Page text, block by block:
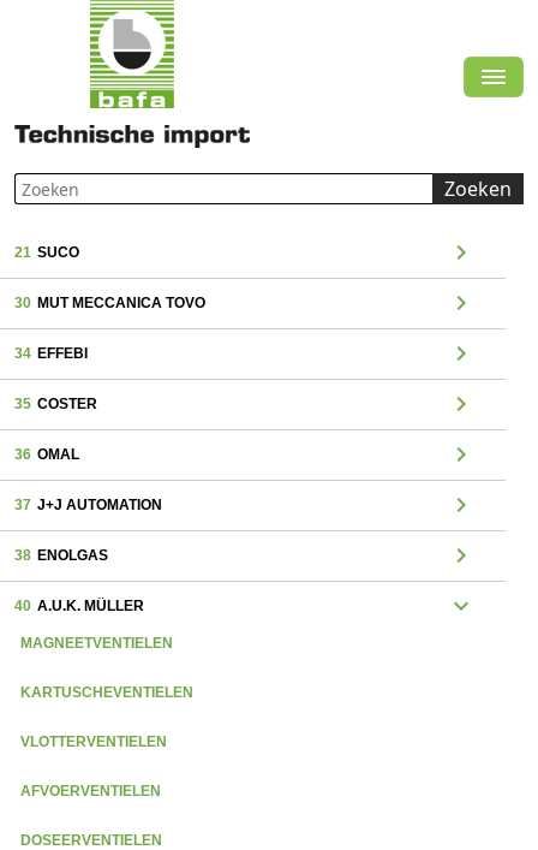
Zoeken
21 SUCO chevron_right
30 MUT MECCANICA TOVO chevron_right
34 EFFEBI chevron_right
35 COSTER chevron_right
36 OMAL chevron_right
37 J+J AUTOMATION chevron_right
38 ENOLGAS chevron_right
40 A.U.K. MÜLLER expand_more
MAGNEETVENTIELEN
KARTUSCHEVENTIELEN
VLOTTERVENTIELEN
AFVOERVENTIELEN
DOSEERVENTIELEN